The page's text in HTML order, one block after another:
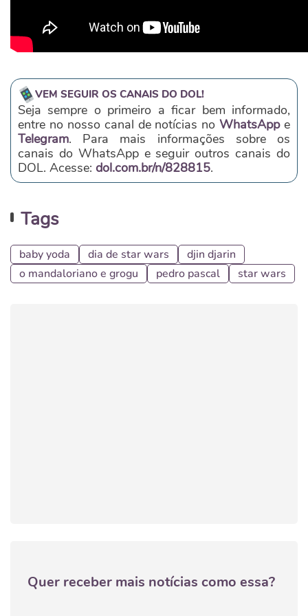
VEM SEGUIR OS CANAIS DO DOL!
Seja sempre o primeiro a ficar bem informado,
entre no nosso canal de notícias noWhatsAppe
Telegram. Para mais informações sobre os
canais do WhatsApp e seguir outros canais do
DOL. Acesse: dol.com.br/n/828815.
Tags
baby yoda dia de star wars
djin djarin
o mandaloriano e grogu
pedro pascal star wars
Quer receber mais notícias como essa?